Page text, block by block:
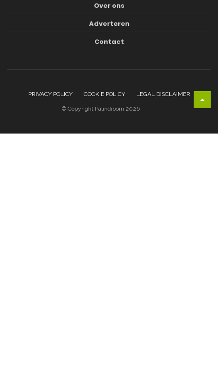
Over ons
Adverteren
Contact
PRIVACY POLICY COOKIE POLICY LEGAL DISCLAIMER
© Copyright Palindroom 2026